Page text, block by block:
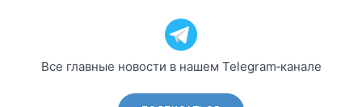
Все главные новости в нашем Telegram‑канале